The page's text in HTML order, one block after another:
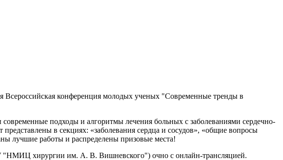
конференция молодых ученых "Современные тренды в
подходы и алгоритмы лечения больных с заболеваниями сердечно-
в секциях: «заболевания сердца и сосудов», «общие вопросы
лучшие работы и распределены призовые места!
"НМИЦ хирургии им. А. В. Вишневского") очно с онлайн-трансляцией.